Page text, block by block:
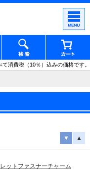
消費税（10％）込みの価格です。
▼ ▲
ットファスナーチャーム